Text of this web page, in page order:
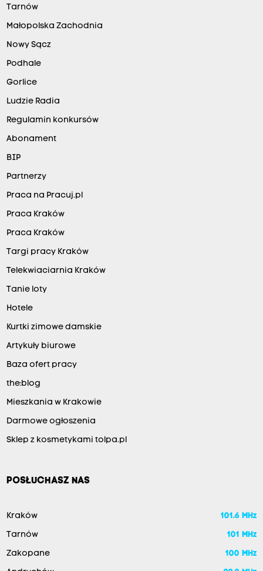
Tarnów
Małopolska Zachodnia
Nowy Sącz
Podhale
Gorlice
Ludzie Radia
Regulamin konkursów
Abonament
BIP
Partnerzy
Praca na Pracuj.pl
Praca Kraków
Praca Kraków
Targi pracy Kraków
Telekwiaciarnia Kraków
Tanie loty
Hotele
Kurtki zimowe damskie
Artykuły biurowe
Baza ofert pracy
the:blog
Mieszkania w Krakowie
Darmowe ogłoszenia
Sklep z kosmetykami tolpa.pl
POSŁUCHASZ NAS
Kraków 101.6 MHz
Tarnów 101 MHz
Zakopane 100 MHz